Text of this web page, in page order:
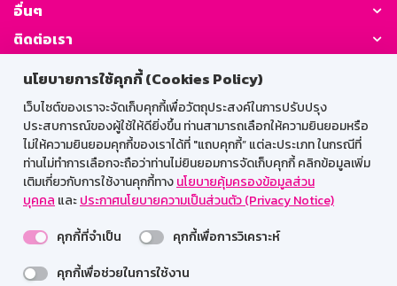
นโยบายการใช้คุกกี้ (Cookies Policy)
เว็บไซต์ของเราจะจัดเก็บคุกกี้เพื่อวัตถุประสงค์ในการปรับปรุง
ประสบการณ์ของผู้ใช้ให้ดียิ่งขึ้น ท่านสามารถเลือกให้ความยินยอมหรือ
ไม่ให้ความยินยอมคุกกี้ของเราได้ที่ "แถบคุกกี้” แต่ละประเภท ในกรณีที่
ท่านไม่ทำการเลือกจะถือว่าท่านไม่ยินยอมการจัดเก็บคุกกี้ คลิกข้อมูลเพิ่ม
เติมเกี่ยวกับการใช้งานคุกกี้ทางนโยบายคุ้มครองข้อมูลส่วน
บุคคล และประกาศนโยบายความเป็นส่วนตัว (Privacy Notice)
คุกกี้ที่จำเป็น
คุกกี้เพื่อการวิเคราะห์
คุกกี้เพื่อช่วยในการใช้งาน
อื่นๆ
ติดต่อเรา
GSB Society:
สำหรับพนักงาน
Web HR
GSB Wisdom
M-Search
เข้าสู่ระบบเน็ตเมล